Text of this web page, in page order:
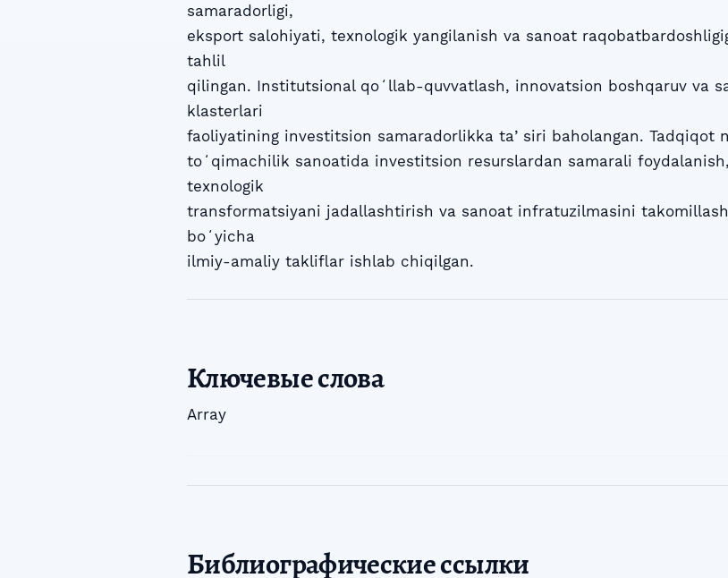
samaradorligi,
eksport salohiyati, texnologik yangilanish va sanoat
tahlil
qilingan. Institutsional qoʻllab-quvvatlash, innovatsion boshqaruv va
klasterlari
faoliyatining investitsion samaradorlikka taʼsiri baholangan. Tadqiqot
toʻqimachilik sanoatida investitsion resurslardan samarali foydalanish,
texnologik
transformatsiyani jadallashtirish va sanoat infratuzilmasini
boʻyicha
ilmiy-amaliy takliflar ishlab chiqilgan.
Ключевые слова
Array
Библиографические ссылки